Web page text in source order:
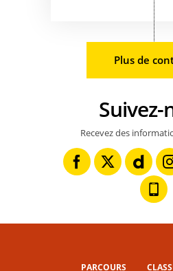
Plus de
Recevez des
PARCOURS